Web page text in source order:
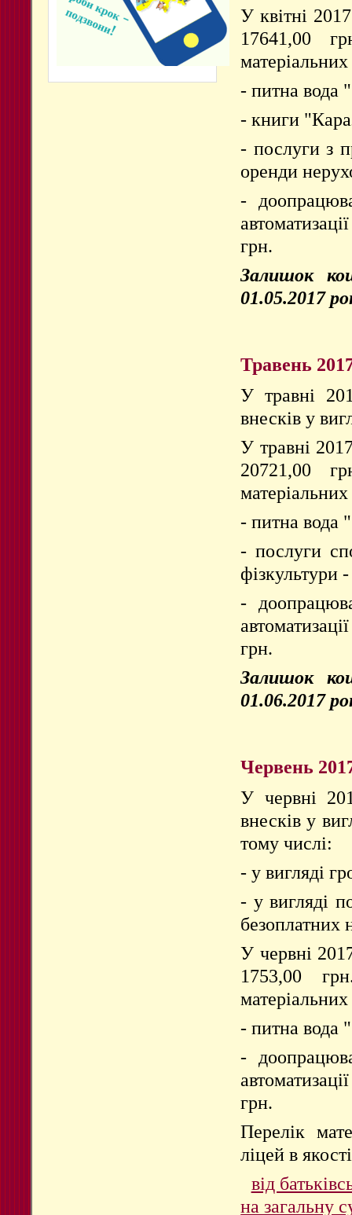
У квітні
17641,00
- питна вода
- книги
- послуги з
оренди
-
грн.
Залишок
01.05.2017
Травень
У травні
внесків у
У травні
20721,00
- питна вода
- послуги
фізкультури
-
грн.
Залишок
01.06.2017
Червень
У червні
внесків у
тому числі:
- у вигляді
- у вигляді
безоплатних
У червні
1753,00
- питна вода
-
грн.
Перелік
ліцей в
від
на загальну